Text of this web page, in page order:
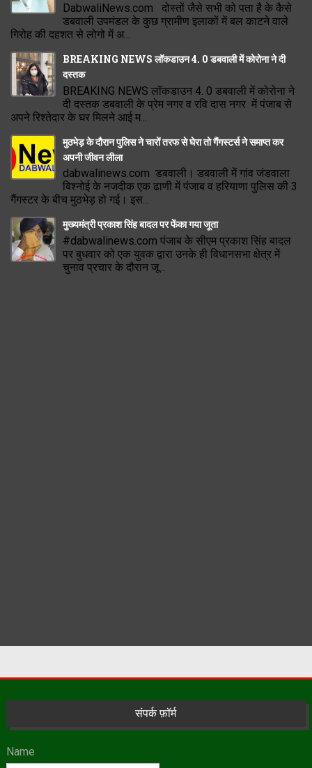
DabwaliNews.com दोस्तों जैसे सभी को पता है के कैसे
डबवाली उपमंडल के कुछ ग्रामीण इलाकों में बल काटने वाले
गिरोह की दहशत से लोगो में अ...
BREAKING NEWS लॉकडाउन 4. 0 डबवाली में कोरोना ने दी
दस्तक
BREAKING NEWS लॉकडाउन 4. 0 डबवाली में कोरोना ने
दी दस्तक डबवाली के प्रेम नगर व रवि दास नगर में पंजाब से
अपने रिश्तेदार के घर मिलने आई म...
मुठभेड़ के दौरान पुलिस ने चारों तरफ से घेरा तो गैंगस्टर्स ने समाप्त कर
अपनी जीवन लीला
dabwalinews.com डबवाली। डबवाली में गांव जंडवाला
बिश्नोई के नजदीक एक ढाणी में पंजाब व हरियाणा पुलिस की 3
गैंगस्टर के बीच मुठभेड़ हो गई। इस...
मुख्यमंत्री प्रकाश सिंह बादल पर फेंका गया जूता
#dabwalinews.com पंजाब के सीएम प्रकाश सिंह बादल
पर बुधवार को एक युवक द्वारा उनके ही विधानसभा क्षेत्र में
चुनाव प्रचार के दौरान जू...
संपर्क फ़ॉर्म
Name